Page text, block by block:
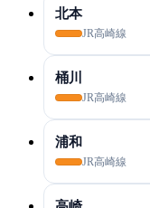
北本
JR高崎線
桶川
JR高崎線
浦和
JR高崎線